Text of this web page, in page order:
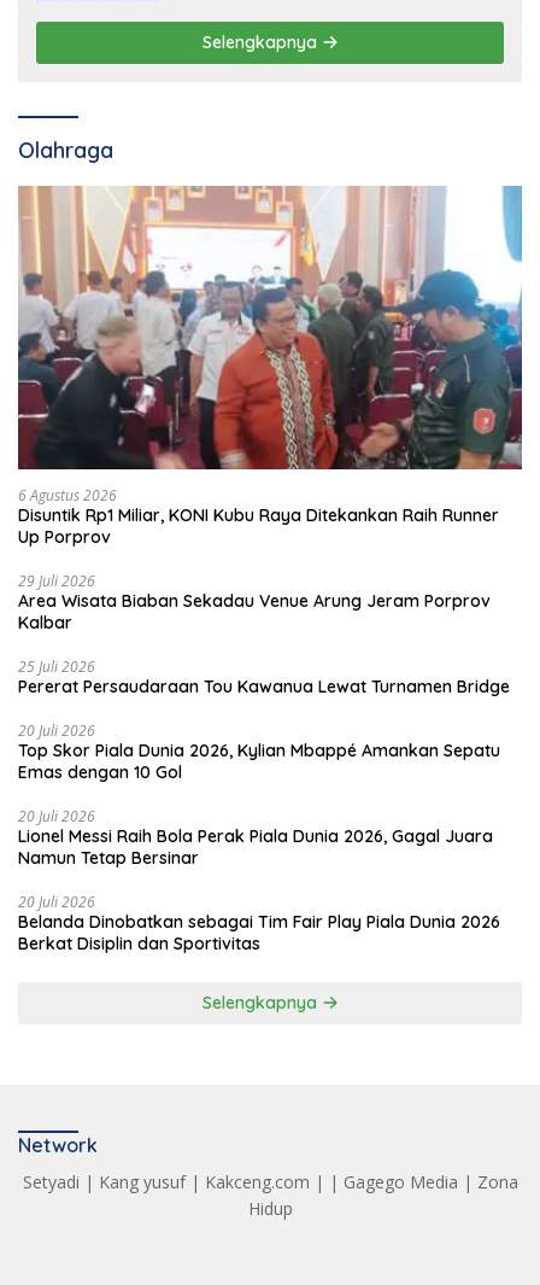
Selengkapnya
Olahraga
6 Agustus 2026
Disuntik Rp1 Miliar, KONI Kubu Raya Ditekankan Raih Runner
Up Porprov
29 Juli 2026
Area Wisata Biaban Sekadau Venue Arung Jeram Porprov
Kalbar
25 Juli 2026
Pererat Persaudaraan Tou Kawanua Lewat Turnamen Bridge
20 Juli 2026
Top Skor Piala Dunia 2026, Kylian Mbappé Amankan Sepatu
Emas dengan 10 Gol
20 Juli 2026
Lionel Messi Raih Bola Perak Piala Dunia 2026, Gagal Juara
Namun Tetap Bersinar
20 Juli 2026
Belanda Dinobatkan sebagai Tim Fair Play Piala Dunia 2026
Berkat Disiplin dan Sportivitas
Selengkapnya
Network
Setyadi | Kang yusuf| Kakceng.com | | Gagego Media | Zona
Hidup